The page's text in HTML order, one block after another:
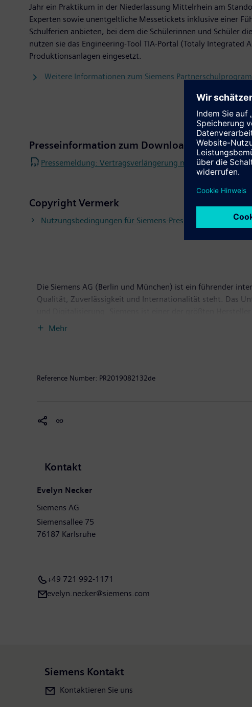
Jahr ein Praktikum in der Niederlassung Mittelrhein am
Experten sowie unentgeltliche Messetickets inklusive einer
Schulferien anbieten, bei dem die Schülerinnen und Schüler
nutzen sie das Engineering-Tool TIA-Portal (Totaly
Produktionsanlagen eingesetzt.
Weitere Informationen zum Siemens
Presseinformation zum Download
Pressemeldung: Vertragsverlängerung mit Siemens-
Copyright Vermerk
Nutzungsbedingungen für Siemens-Pressebilder
Die Siemens AG (Berlin und München) ist ein führender
Qualität, Zuverlässigkeit und Internationalität steht. Das
Anbieter effizienter Stromerzeugungs- und
Mehr
Reference Number: PR2019082132de
Kontakt
Evelyn Necker
Siemens AG
Siemensallee 75
76187 Karlsruhe
+49 721 992-1171
evelyn.necker@siemens.com
Siemens Kontakt
Kontaktieren Sie uns